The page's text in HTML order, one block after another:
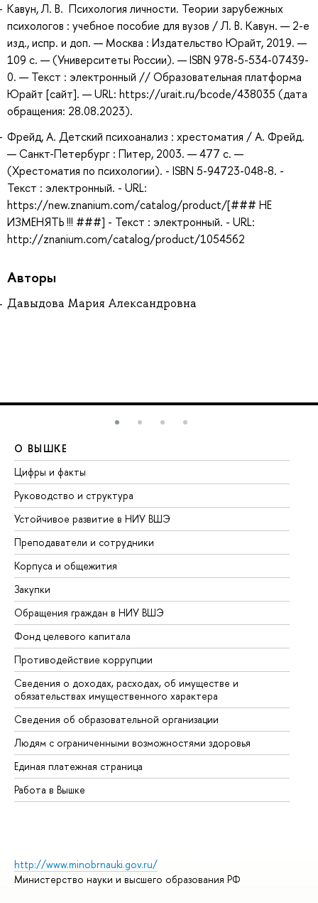
Кавун, Л. В. Психология личности. Теории зарубежных
психологов : учебное пособие для вузов / Л. В. Кавун. — 2-е
изд., испр. и доп. — Москва : Издательство Юрайт, 2019. —
109 с. — (Университеты России). — ISBN 978-5-534-07439-
0. — Текст : электронный // Образовательная платформа
Юрайт [сайт]. — URL: https://urait.ru/bcode/438035 (дата
обращения: 28.08.2023).
Фрейд, А. Детский психоанализ : хрестоматия / А. Фрейд.
— Санкт-Петербург : Питер, 2003. — 477 с. —
(Хрестоматия по психологии). - ISBN 5-94723-048-8. -
Текст : электронный. - URL:
https://new.znanium.com/catalog/product/[### НЕ
ИЗМЕНЯТЬ !!! ###] - Текст : электронный. - URL:
http://znanium.com/catalog/product/1054562
Авторы
Давыдова Мария Александровна
О ВЫШКЕ
Цифры и факты
Руководство и структура
Устойчивое развитие в НИУ ВШЭ
Преподаватели и сотрудники
Корпуса и общежития
Закупки
Обращения граждан в НИУ ВШЭ
Фонд целевого капитала
Противодействие коррупции
Сведения о доходах, расходах, об имуществе и
обязательствах имущественного характера
Сведения об образовательной организации
Людям с ограниченными возможностями здоровья
Единая платежная страница
Работа в Вышке
http://www.minobrnauki.gov.ru/
Министерство науки и высшего образования РФ